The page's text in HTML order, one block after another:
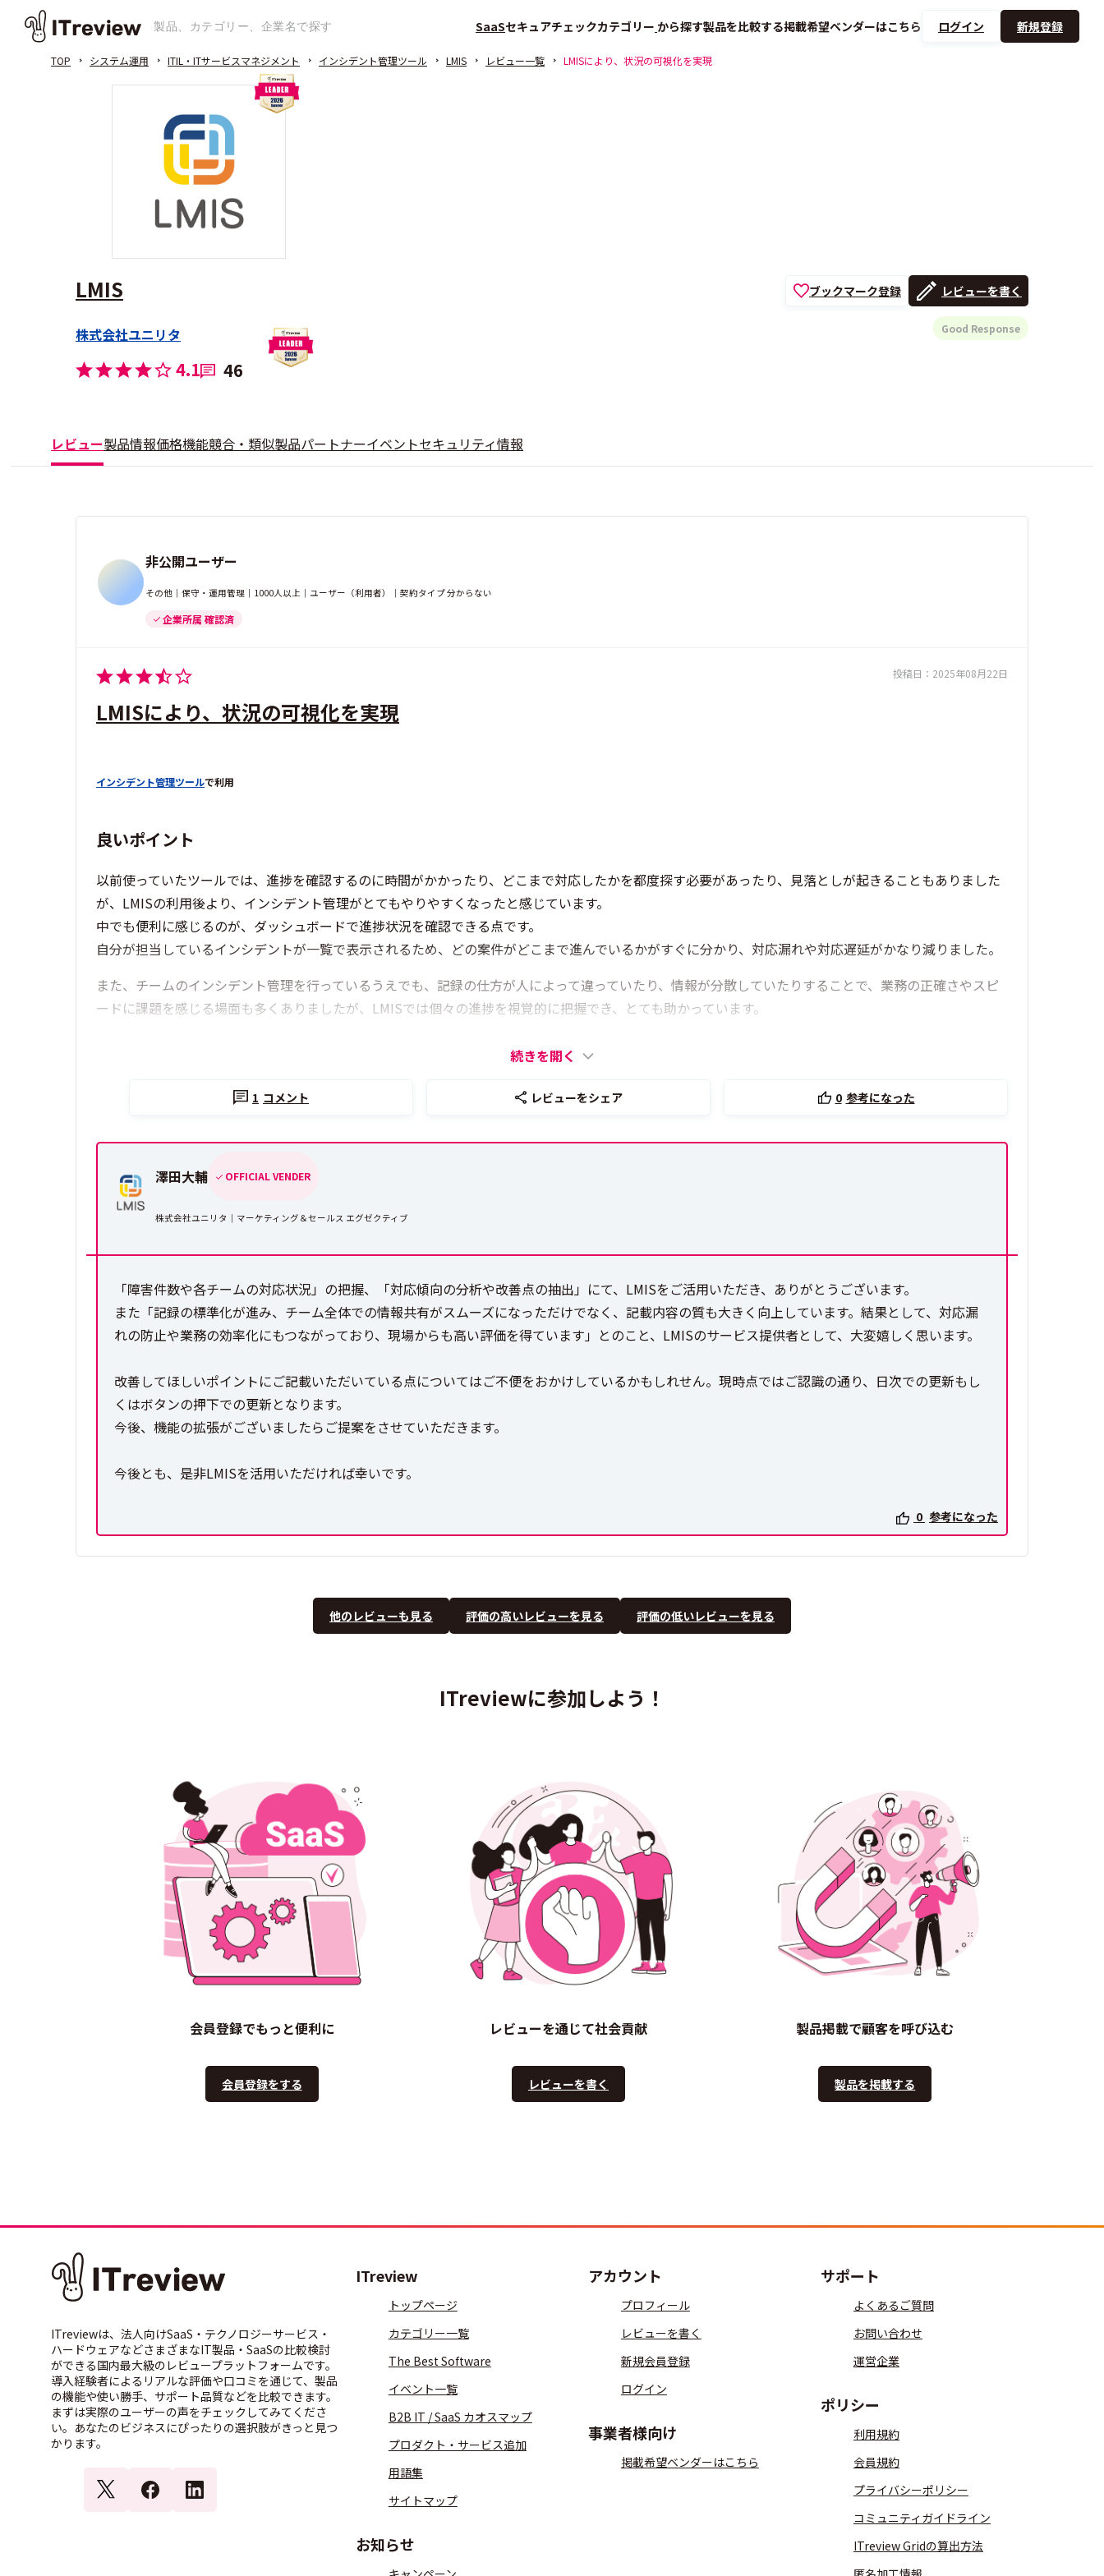
SaaSセキュアチェックカテゴリー から探す製品を比較する掲載希望ベンダーはこちら ログイン 新規登録
TOP システム運用 ITIL・ITサービスマネジメント インシデント管理ツール LMIS レビュー一覧 LMISにより、状況の可視化を実現
LMIS
株式会社ユニリタ
4.1 46
ブックマーク登録 レビューを書く
Good Response
レビュー製品情報価格機能競合・類似製品パートナーイベントセキュリティ情報
非公開ユーザー
その他｜保守・運用管理｜1000人以上｜ユーザー（利用者）｜契約タイプ 分からない
企業所属 確認済
投稿日： 2025年08月22日
LMISにより、状況の可視化を実現
インシデント管理ツールで利用
良いポイント
以前使っていたツールでは、進捗を確認するのに時間がかかったり、どこまで対応したかを都度探す必要があったり、見落としが起きることもありました
が、LMISの利用後より、インシデント管理がとてもやりやすくなったと感じています。
中でも便利に感じるのが、ダッシュボードで進捗状況を確認できる点です。
自分が担当しているインシデントが一覧で表示されるため、どの案件がどこまで進んでいるかがすぐに分かり、対応漏れや対応遅延がかなり減りました。
また、チームのインシデント管理を行っているうえでも、記録の仕方が人によって違っていたり、情報が分散していたりすることで、業務の正確さやスピ
ードに課題を感じる場面も多くありましたが、LMISでは個々の進捗を視覚的に把握でき、とても助かっています。
続きを開く
1 コメント レビューをシェア 0 参考になった
澤田大輔 OFFICIAL VENDER
株式会社ユニリタ｜マーケティング＆セールス エグゼクティブ
「障害件数や各チームの対応状況」の把握、「対応傾向の分析や改善点の抽出」にて、LMISをご活用いただき、ありがとうございます。
また「記録の標準化が進み、チーム全体での情報共有がスムーズになっただけでなく、記載内容の質も大きく向上しています。結果として、対応漏
れの防止や業務の効率化にもつながっており、現場からも高い評価を得ています」とのこと、LMISのサービス提供者として、大変嬉しく思います。
改善してほしいポイントにご記載いただいている点についてはご不便をおかけしているかもしれせん。現時点ではご認識の通り、日次での更新もし
くはボタンの押下での更新となります。
今後、機能の拡張がございましたらご提案をさせていただきます。
今後とも、是非LMISを活用いただければ幸いです。
0 参考になった
他のレビューも見る 評価の高いレビューを見る 評価の低いレビューを見る
ITreviewに参加しよう！
会員登録でもっと便利に
会員登録をする
レビューを通じて社会貢献
レビューを書く
製品掲載で顧客を呼び込む
製品を掲載する
ITreviewは、法人向けSaaS・テクノロジーサービス・
ハードウェアなどさまざまなIT製品・SaaSの比較検討
ができる国内最大級のレビュープラットフォームです。
導入経験者によるリアルな評価や口コミを通じて、製品
の機能や使い勝手、サポート品質などを比較できます。
まずは実際のユーザーの声をチェックしてみてくださ
い。あなたのビジネスにぴったりの選択肢がきっと見つ
かります。
ITreview
トップページ
カテゴリー一覧
The Best Software
イベント一覧
B2B IT / SaaS カオスマップ
プロダクト・サービス追加
用語集
サイトマップ
お知らせ
アカウント
プロフィール
レビューを書く
新規会員登録
ログイン
事業者様向け
掲載希望ベンダーはこちら
サポート
よくあるご質問
お問い合わせ
運営企業
ポリシー
利用規約
会員規約
プライバシーポリシー
コミュニティガイドライン
ITreview Gridの算出方法